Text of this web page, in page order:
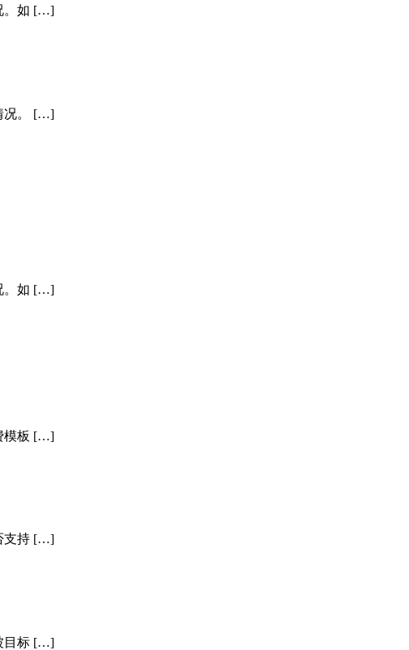
。如 […]
况。 […]
。如 […]
模板 […]
支持 […]
目标 […]